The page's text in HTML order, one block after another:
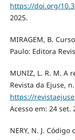
https://doi.org/
2025.
MIRAGEM, B.
Paulo: Editora
MUNIZ, L. R. M. A
Revista da Ejuse,
https://
Acesso em: 24 set.
NERY, N. J.